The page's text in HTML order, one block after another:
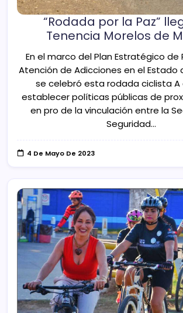
“Rodada por la Paz”
Tenencia Morelos de
En el marco del Plan Estratégico de
Atención de Adicciones en el Estado
se celebró esta rodada ciclista
establecer políticas públicas de
en pro de la vinculación entre la
Seguridad…
4 De Mayo De 2023